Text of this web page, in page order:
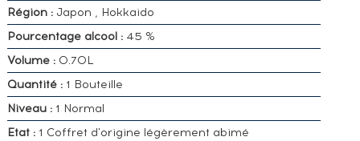
Région : Japon , Hokkaido
Pourcentage alcool :45 %
Volume : 0.70L
Quantité :1 Bouteille
Niveau :1 Normal
Etat :1 Coffret d'origine légèrement abimé